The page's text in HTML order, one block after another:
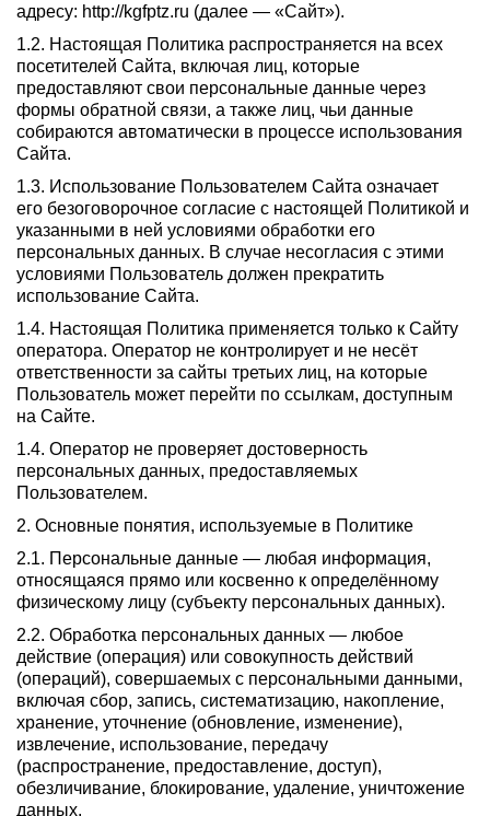
адресу: http://kgfptz.ru (далее — «Сайт»).
1.2. Настоящая Политика распространяется на всех
посетителей Сайта, включая лиц, которые
предоставляют свои персональные данные через
формы обратной связи, а также лиц, чьи данные
собираются автоматически в процессе использования
Сайта.
1.3. Использование Пользователем Сайта означает
его безоговорочное согласие с настоящей Политикой и
указанными в ней условиями обработки его
персональных данных. В случае несогласия с этими
условиями Пользователь должен прекратить
использование Сайта.
1.4. Настоящая Политика применяется только к Сайту
оператора. Оператор не контролирует и не несёт
ответственности за сайты третьих лиц, на которые
Пользователь может перейти по ссылкам, доступным
на Сайте.
1.4. Оператор не проверяет достоверность
персональных данных, предоставляемых
Пользователем.
2. Основные понятия, используемые в Политике
2.1. Персональные данные — любая информация,
относящаяся прямо или косвенно к определённому
физическому лицу (субъекту персональных данных).
2.2. Обработка персональных данных — любое
действие (операция) или совокупность действий
(операций), совершаемых с персональными данными,
включая сбор, запись, систематизацию, накопление,
хранение, уточнение (обновление, изменение),
извлечение, использование, передачу
(распространение, предоставление, доступ),
обезличивание, блокирование, удаление, уничтожение
данных.